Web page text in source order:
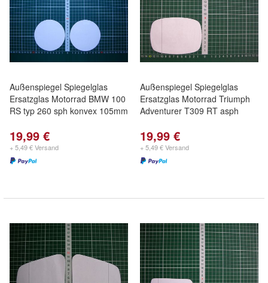
Außenspiegel Spiegelglas
Ersatzglas Motorrad BMW 100
RS typ 260 sph konvex 105mm
19,99 €
+ 5,49 € Versand
Außenspiegel Spiegelglas
Ersatzglas Motorrad Triumph
Adventurer T309 RT asph
19,99 €
+ 5,49 € Versand